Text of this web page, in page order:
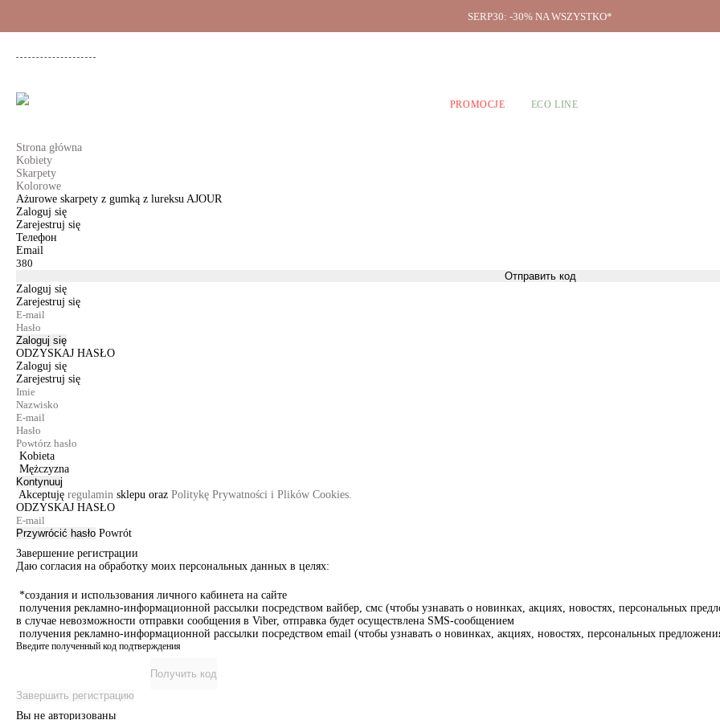
SERP30: -30% NA WSZYSTKO*
PROMOCJE ECO LINE
Strona główna
Kobiety
Skarpety
Kolorowe
Ażurowe skarpety z gumką z lureksu AJOUR
Zaloguj się
Zarejestruj się
Телефон
Email
Отправить код
Zaloguj się
Zarejestruj się
Zaloguj się
ODZYSKAJ HASŁO
Zaloguj się
Zarejestruj się
Kobieta
Mężczyzna
Kontynuuj
Akceptuję regulamin sklepu oraz Politykę Prywatności i Plików Cookies.
ODZYSKAJ HASŁO
Przywrócić hasło Powrót
Завершение регистрации
Даю согласия на обработку моих персональных данных в целях:
*создания и использования личного кабинета на сайте
получения рекламно-информационной рассылки посредством вайбер, смс (чтобы узнавать о новинках, акциях, новостях, персональных
в случае невозможности отправки сообщения в Viber, отправка будет осуществлена SMS-сообщением
получения рекламно-информационной рассылки посредством email (чтобы узнавать о новинках, акциях, новостях, персональных
Введите полученный код подтверждения
Получить код
Завершить регистрацию
Вы не авторизованы